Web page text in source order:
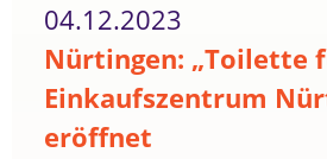
04.12.2023
Nürtingen: „Toilette
Einkaufszentrum
eröffnet